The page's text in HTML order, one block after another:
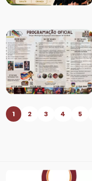
1 2 3 4 5